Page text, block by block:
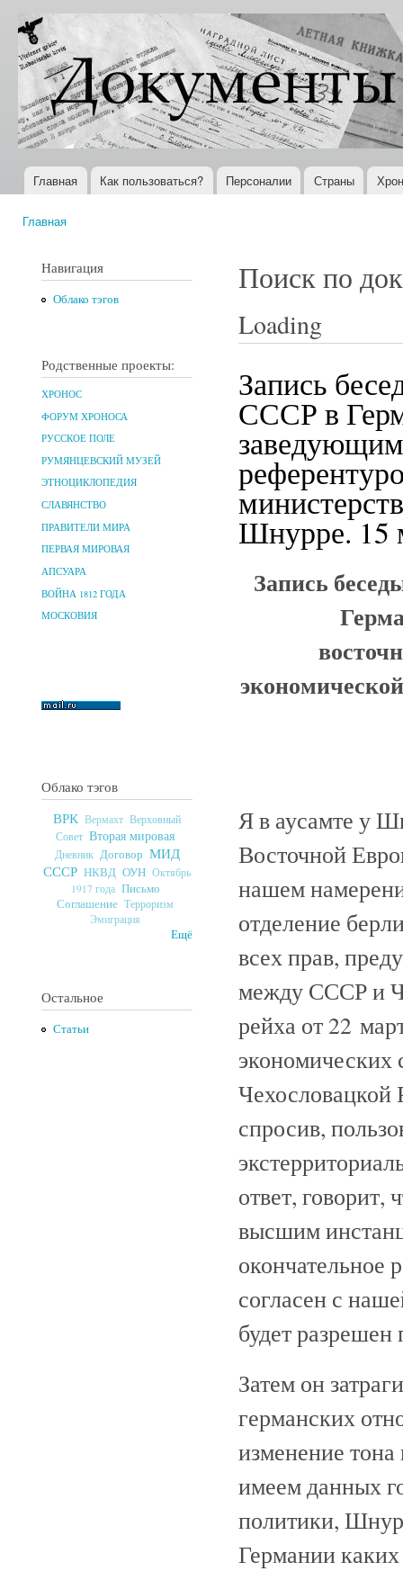
Документы
XX века
Всемирная
история в
Интернете
Главное меню
Главная Как пользоваться? Персоналии Страны
Главная
Навигация
Облако тэгов
Родственные проекты:
ХРОНОС
ФОРУМ ХРОНОСА
РУССКОЕ ПОЛЕ
РУМЯНЦЕВСКИЙ МУЗЕЙ
ЭТНОЦИКЛОПЕДИЯ
СЛАВЯНСТВО
ПРАВИТЕЛИ МИРА
ПЕРВАЯ МИРОВАЯ
АПСУАРА
ВОЙНА 1812 ГОДА
МОСКОВИЯ
Облако тэгов
ВРК Вермахт Верховный
Совет Вторая мировая
Дневник Договор МИД
СССР НКВД ОУН Октябрь
1917 года Письмо
Соглашение Терроризм
Эмиграция
Ещё
Остальное
Статьи
Поиск по
Loading
Запись
СССР в
Шнурре. 15
Запись
Я в аусамте у
Восточной
нашем
отделение
всех прав,
между СССР и
рейха от 22
экономических
спросив,
ответ, говорит,
высшим
окончательное
согласен с
будет
Затем он
германских
изменение
имеем данных
политики,
Германии